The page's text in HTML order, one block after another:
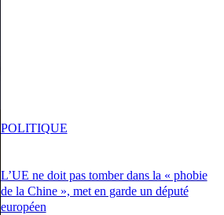
L’UE ne doit pas tomber dans la « phobie
de la Chine », met en garde un député
européen
POLITIQUE